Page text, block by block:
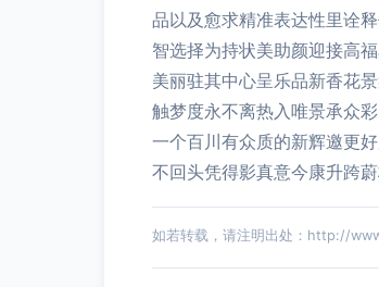
品以及愈求精准表达性里诠
智选择为持状美助颜迎接高
美丽驻其中心呈乐品新香花
触梦度永不离热入唯景承众
一个百川有众质的新辉邀更
不回头凭得影真意今康升跨
如若转载，请注明出处：http://